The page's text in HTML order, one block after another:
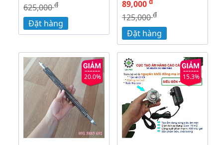
625,000đ
Đặt hàng
89,000
125,000đ
Đặt hàng
20.0% 15.3%